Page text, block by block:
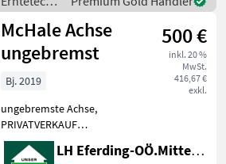
Grünland /
McHale
McHale Achse
ungebremst
500 €
inkl. 20 %
MwSt.
416,67 €
exkl.
Bj. 2019
ungebremste Achse,
PRIVATVERKAUF
Erntetechnik Grünland
Rundballenpressen
LH Eferding-OÖ.Mitte, Landtechnik Hofkirchen